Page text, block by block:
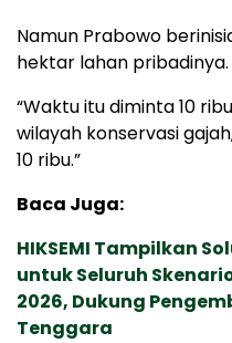
Namun Prabowo
hektar lahan pribadinya.
“Waktu itu diminta 10
wilayah konservasi
10 ribu.”
Baca Juga:
HIKSEMI Tampilkan
untuk Seluruh
2026, Dukung
Tenggara